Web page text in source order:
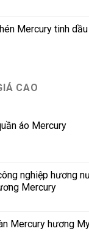
Mercury tinh
CAO
áo Mercury
nghiệp hương
Mercury
Mercury hương